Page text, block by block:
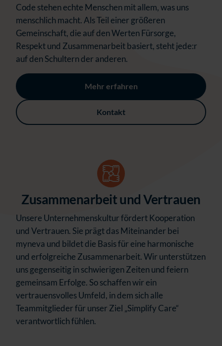
Code stehen echte Menschen mit allem, was uns
menschlich macht. Als Teil einer größeren
Gemeinschaft, die auf den Werten Fürsorge,
Respekt und Zusammenarbeit basiert, steht jede:r
auf den Schultern der anderen.
Mehr erfahren
Kontakt
Zusammenarbeit und Vertrauen
Unsere Unternehmenskultur fördert Kooperation
und Vertrauen. Sie prägt das Miteinander bei
myneva und bildet die Basis für eine harmonische
und erfolgreiche Zusammenarbeit. Wir unterstützen
uns gegenseitig in schwierigen Zeiten und feiern
gemeinsam Erfolge. So schaffen wir ein
vertrauensvolles Umfeld, in dem sich alle
Teammitglieder für unser Ziel „Simplify Care“
verantwortlich fühlen.